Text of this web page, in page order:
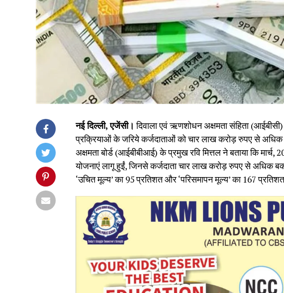
नई दिल्ली, एजेंसी। दिवाला एवं ऋणशोधन अक्षमता संहिता
प्रक्रियाओं के जरिये कर्जदाताओं को चार लाख करोड़ रुपए से
अक्षमता बोर्ड (आईबीबीआई) के प्रमुख रवि मित्तल ने बताया कि
योजनाएं लागू हुईं, जिनसे कर्जदाता चार लाख करोड़ रुपए से अधिक
‘उचित मूल्य’ का 95 प्रतिशत और ‘परिसमापन मूल्य’ का 167